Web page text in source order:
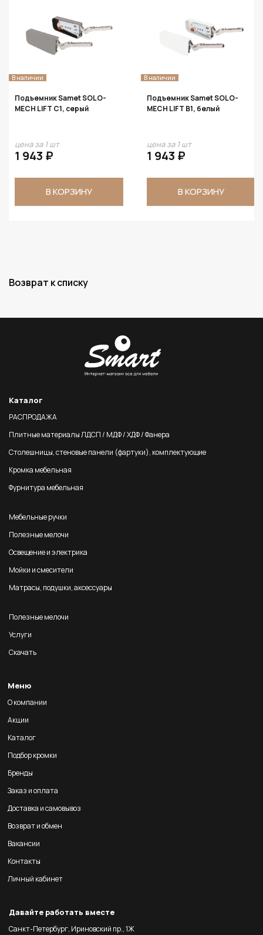
В наличии
Подъемник Samet SOLO-
MECH LIFT C1, серый
цена за 1 шт
1 943 ₽
В КОРЗИНУ
В наличии
Подъемник Samet SOLO-
MECH LIFT B1, белый
цена за 1 шт
1 943 ₽
В КОРЗИНУ
Возврат к списку
Каталог
РАСПРОДАЖА
Плитные материалы ЛДСП / МДФ / ХДФ / Фанера
Столешницы, стеновые панели (фартуки), комплектующие
Кромка мебельная
Фурнитура мебельная
Мебельные ручки
Полезные мелочи
Освещение и электрика
Мойки и смесители
Матрасы, подушки, аксессуары
Полезные мелочи
Услуги
Скачать
Меню
О компании
Акции
Каталог
Подбор кромки
Бренды
Заказ и оплата
Доставка и самовывоз
Возврат и обмен
Вакансии
Контакты
Личный кабинет
Давайте работать вместе
Санкт-Петербург, Ириновский пр., 1Ж